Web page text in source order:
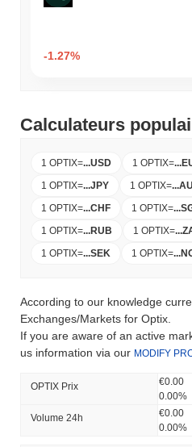
-1.27%
Calculateurs
1 OPTIX=...USD 1 OPTIX=...
1 OPTIX=...JPY 1 OPTIX=...
1 OPTIX=...CHF 1 OPTIX=...
1 OPTIX=...RUB 1 OPTIX=...
1 OPTIX=...SEK 1 OPTIX=...
According to our knowledge
Exchanges/Markets for Optix.
If you are aware of an active
us information via our MODIFY
OPTIX Prix ​​
€0.00
0.00%
Volume 24h
€0.00
0.00%